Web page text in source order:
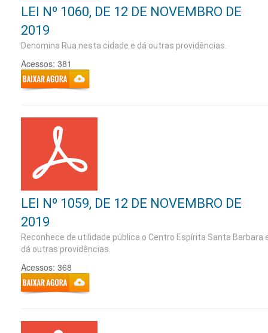
LEI Nº 1060, DE 12 DE NOVEMBRO DE
2019
Denomina Rua nesta cidade e dá outras providências.
Acessos: 381
LEI Nº 1059, DE 12 DE NOVEMBRO DE
2019
Reconhece de utilidade pública o Centro Espírita Santa Barbara
dá outras providências.
Acessos: 368